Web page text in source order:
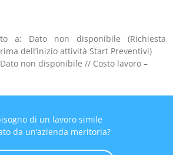
a: Dato non disponibile (Richiesta
dell’inizio attività Start Preventivi)
non disponibile // Costo lavoro –
di un lavoro simile
da un’azienda meritoria?